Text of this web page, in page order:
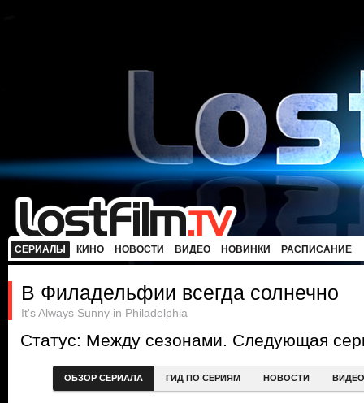
СЕРИАЛЫ КИНО НОВОСТИ ВИДЕО НОВИНКИ РАСПИСАНИЕ
В Филадельфии всегда солнечно
It's Always Sunny in Philadelphia
Статус: Между сезонами. Следующая
ОБЗОР СЕРИАЛА ГИД ПО СЕРИЯМ НОВОСТИ ВИДЕО